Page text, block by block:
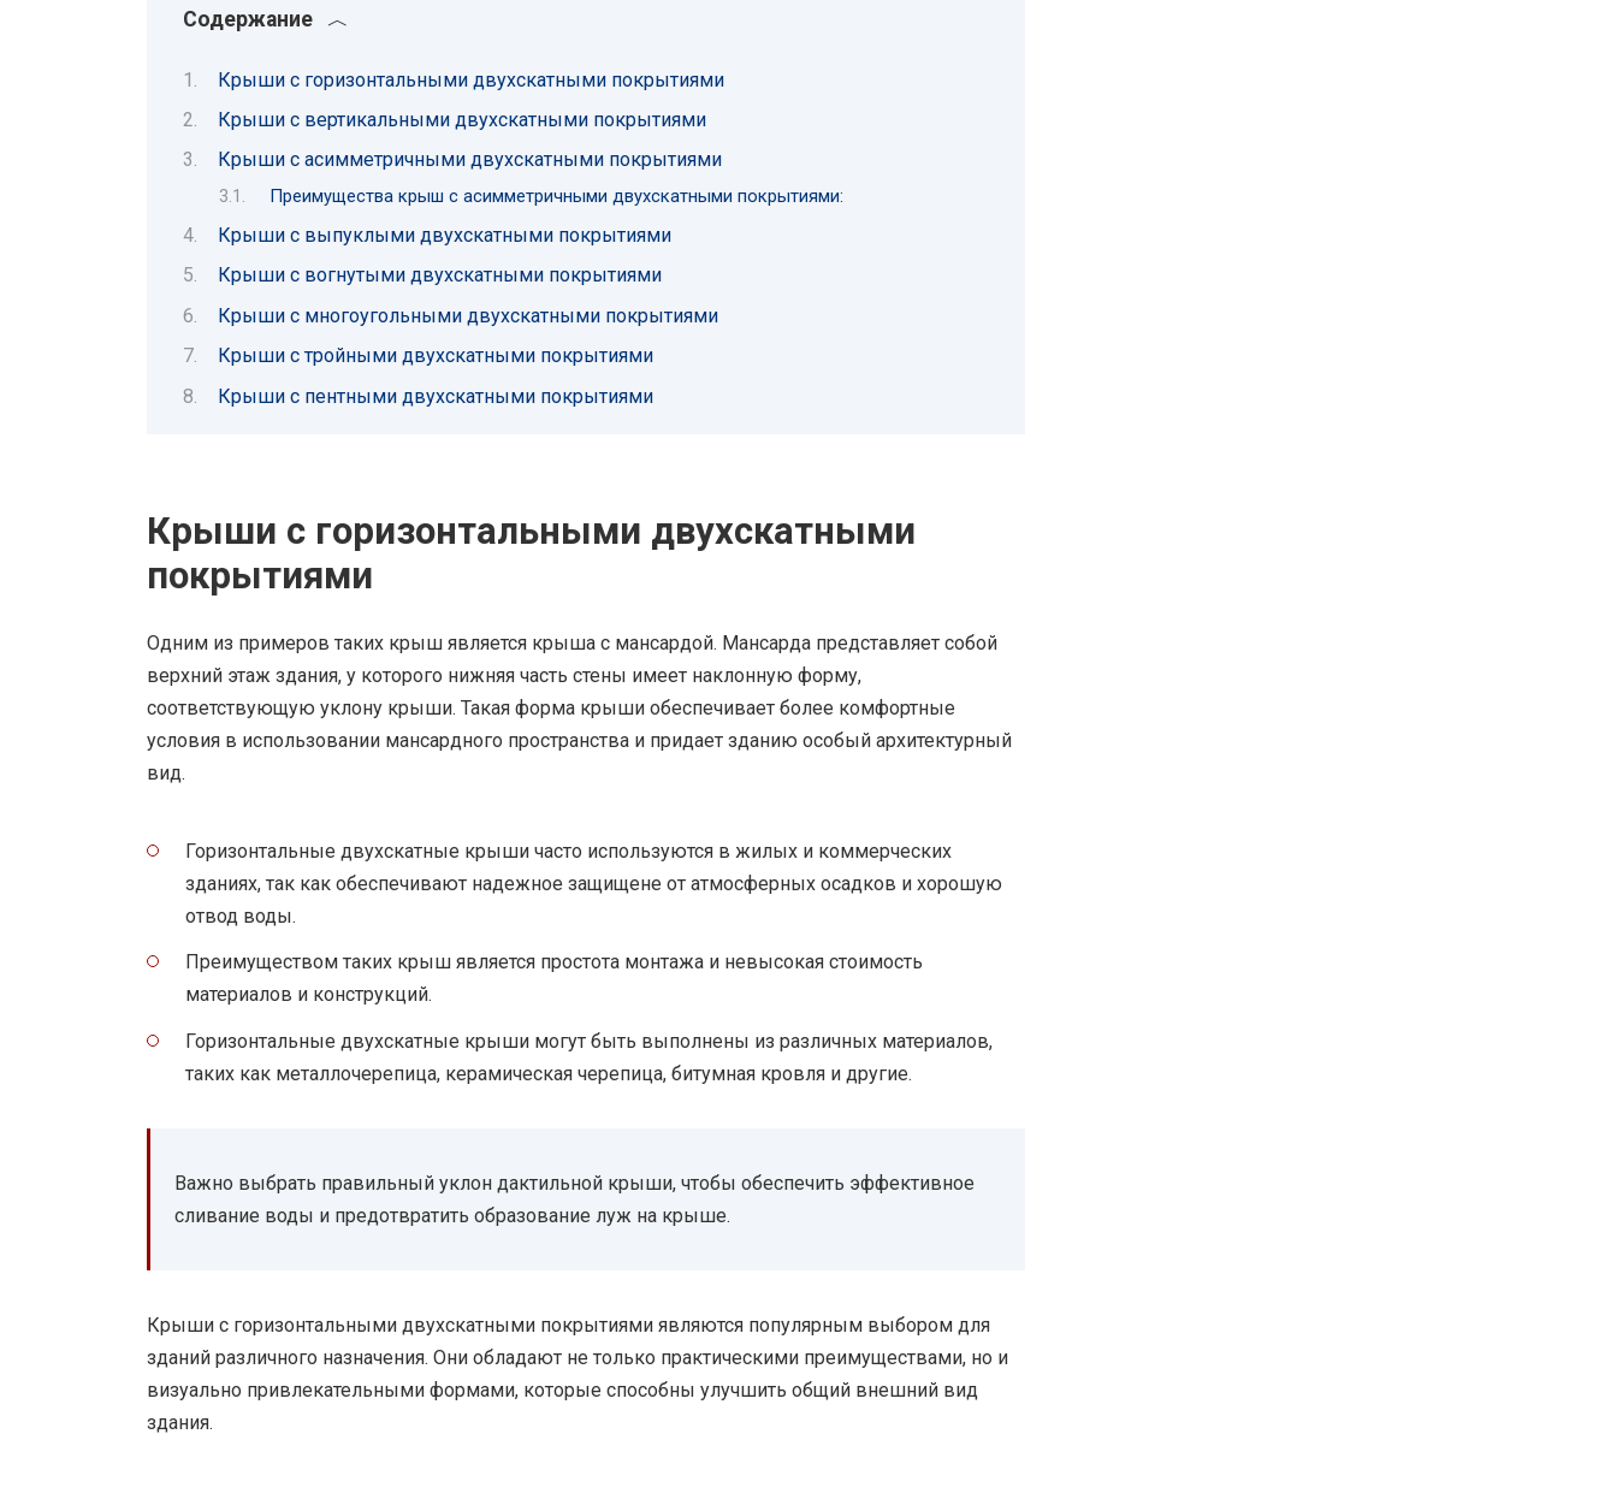
Содержание
Крыши с горизонтальными двухскатными покрытиями
Крыши с вертикальными двухскатными покрытиями
Крыши с асимметричными двухскатными покрытиями
Преимущества крыш с асимметричными двухскатными покрытиями:
Крыши с выпуклыми двухскатными покрытиями
Крыши с вогнутыми двухскатными покрытиями
Крыши с многоугольными двухскатными покрытиями
Крыши с тройными двухскатными покрытиями
Крыши с пентными двухскатными покрытиями
Крыши с горизонтальными двухскатными
покрытиями
Одним из примеров таких крыш является крыша с мансардой. Мансарда представляет собой
верхний этаж здания, у которого нижняя часть стены имеет наклонную форму,
соответствующую уклону крыши. Такая форма крыши обеспечивает более комфортные
условия в использовании мансардного пространства и придает зданию особый архитектурный
вид.
Горизонтальные двухскатные крыши часто используются в жилых и коммерческих
зданиях, так как обеспечивают надежное защищене от атмосферных осадков и хорошую
отвод воды.
Преимуществом таких крыш является простота монтажа и невысокая стоимость
материалов и конструкций.
Горизонтальные двухскатные крыши могут быть выполнены из различных материалов,
таких как металлочерепица, керамическая черепица, битумная кровля и другие.
Важно выбрать правильный уклон дактильной крыши, чтобы обеспечить эффективное
сливание воды и предотвратить образование луж на крыше.
Крыши с горизонтальными двухскатными покрытиями являются популярным выбором для
зданий различного назначения. Они обладают не только практическими преимуществами, но и
визуально привлекательными формами, которые способны улучшить общий внешний вид
здания.